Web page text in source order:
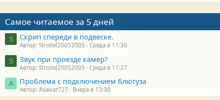
Самое читаемое за 5 дней
S Скрип спереди в подвеске.
Автор: Stroitel20052005 Среда в 11:30
S Звук при проезде камер?
Автор: Stroitel20052005 Среда в 11:27
А Проблема с подключением блютуза
Автор: Азамат727 Вчера в 13:30